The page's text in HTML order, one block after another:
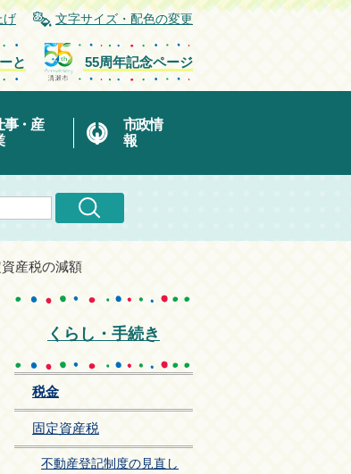
げ 文字サイズ・配色の変更
と 55周年記念ページ
事・産
市政情
報
産税の減額
くらし・手続き
税金
固定資産税
不動産登記制度の見直し